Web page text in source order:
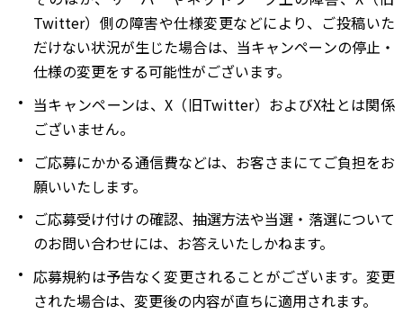
Twitter）側の障害や仕様変更などにより、ご投稿いた
だけない状況が生じた場合は、当キャンペーンの停止・
仕様の変更をする可能性がございます。
当キャンペーンは、X（旧Twitter）およびX社とは関係
ございません。
ご応募にかかる通信費などは、お客さまにてご負担をお
願いいたします。
ご応募受け付けの確認、抽選方法や当選・落選について
のお問い合わせには、お答えいたしかねます。
応募規約は予告なく変更されることがございます。変更
された場合は、変更後の内容が直ちに適用されます。